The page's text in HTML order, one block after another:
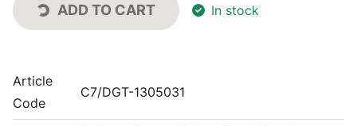
ADD TO CART In stock
Article
Code
C7/DGT-1305031